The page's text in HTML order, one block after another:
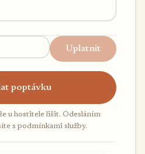
Uplatnit
poptávku
u hostitele lišit. Odesláním
s podmínkami služby.